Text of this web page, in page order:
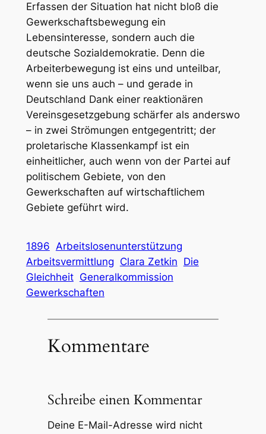
Erfassen der Situation hat nicht bloß die
Gewerkschaftsbewegung ein
Lebensinteresse, sondern auch die
deutsche Sozialdemokratie. Denn die
Arbeiterbewegung ist eins und unteilbar,
wenn sie uns auch – und gerade in
Deutschland Dank einer reaktionären
Vereinsgesetzgebung schärfer als anderswo
– in zwei Strömungen entgegentritt; der
proletarische Klassenkampf ist ein
einheitlicher, auch wenn von der Partei auf
politischem Gebiete, von den
Gewerkschaften auf wirtschaftlichem
Gebiete geführt wird.
1896 Arbeitslosenunterstützung
Arbeitsvermittlung Clara Zetkin Die
Gleichheit Generalkommission
Gewerkschaften
Kommentare
Schreibe einen Kommentar
Deine E-Mail-Adresse wird nicht